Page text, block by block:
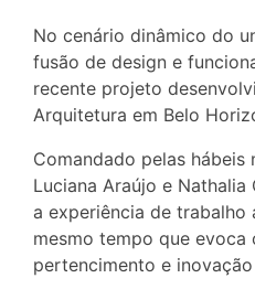
No cenário dinâmico do
fusão de design e
recente projeto
Arquitetura em Belo
Comandado pelas hábeis
Luciana Araújo e
a experiência de trabalho
mesmo tempo que evoca
pertencimento e